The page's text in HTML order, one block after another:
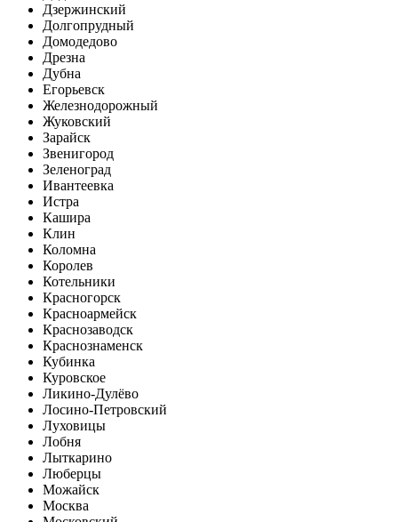
Дзержинский
Долгопрудный
Домодедово
Дрезна
Дубна
Егорьевск
Железнодорожный
Жуковский
Зарайск
Звенигород
Зеленоград
Ивантеевка
Истра
Кашира
Клин
Коломна
Королев
Котельники
Красногорск
Красноармейск
Краснозаводск
Краснознаменск
Кубинка
Куровское
Ликино-Дулёво
Лосино-Петровский
Луховицы
Лобня
Лыткарино
Люберцы
Можайск
Москва